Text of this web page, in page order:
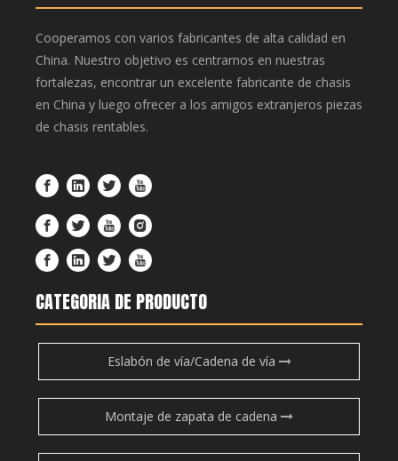
Cooperamos con varios fabricantes de alta calidad en
China. Nuestro objetivo es centrarnos en nuestras
fortalezas, encontrar un excelente fabricante de chasis
en China y luego ofrecer a los amigos extranjeros piezas
de chasis rentables.
CATEGORIA DE PRODUCTO
Eslabón de vía/Cadena de vía
Montaje de zapata de cadena